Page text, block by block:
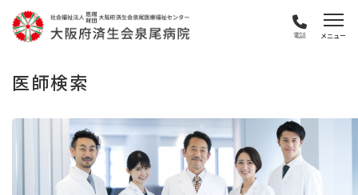
電話
医師検索